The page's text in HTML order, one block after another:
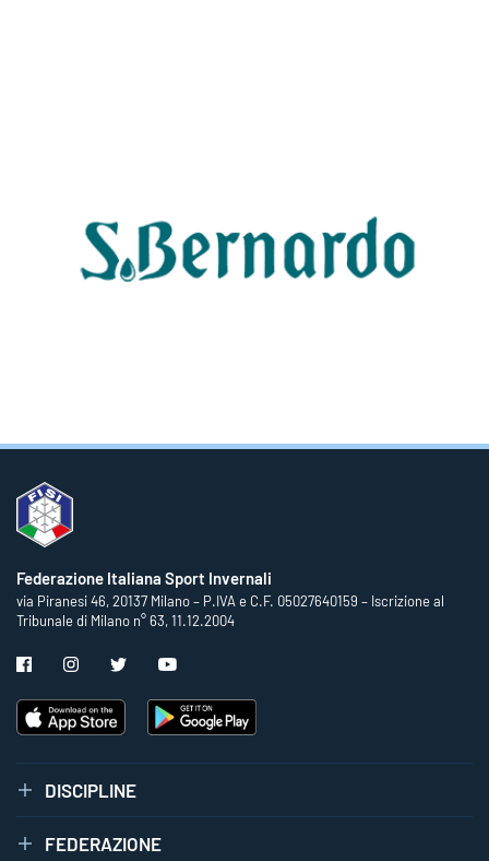
Federazione Italiana Sport Invernali
via Piranesi 46, 20137 Milano – P.IVA e C.F. 05027640159 – Iscrizione al
Tribunale di Milano n° 63, 11.12.2004
DISCIPLINE
FEDERAZIONE